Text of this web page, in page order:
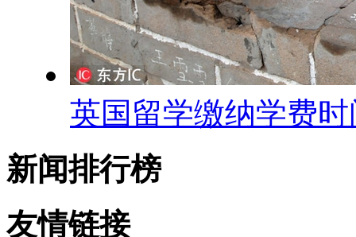
英国留学缴纳学费
新闻排行榜
友情链接